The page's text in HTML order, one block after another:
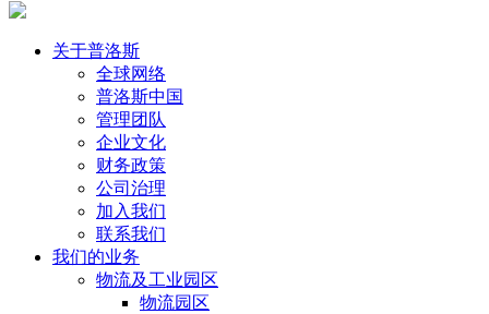
关于普洛斯
全球网络
普洛斯中国
管理团队
企业文化
财务政策
公司治理
加入我们
联系我们
我们的业务
物流及工业园区
物流园区